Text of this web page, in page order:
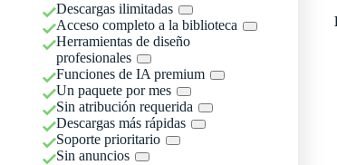
Descargas ilimitadas
Acceso completo a la biblioteca
Herramientas de diseño
profesionales
Funciones de IA premium
Un paquete por mes
Sin atribución requerida
Descargas más rápidas
Soporte prioritario
Sin anuncios